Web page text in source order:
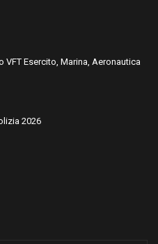
VFT Esercito, Marina, Aeronautica
2026